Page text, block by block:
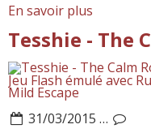
En savoir plus
Tesshie - The
Jeu Flash émulé avec
Mild Escape
31/03/2015 …